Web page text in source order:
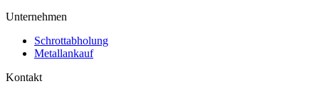
Unternehmen
Schrottabholung
Metallankauf
Kontakt